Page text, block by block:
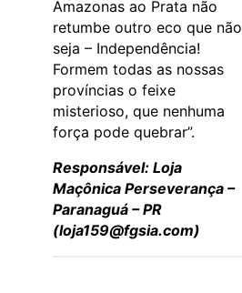
Amazonas ao Prata não
retumbe outro eco que não
seja – Independência!
Formem todas as nossas
províncias o feixe
misterioso, que nenhuma
força pode quebrar”.
Responsável: Loja
Maçônica Perseverança –
Paranaguá – PR
(loja159@fgsia.com)